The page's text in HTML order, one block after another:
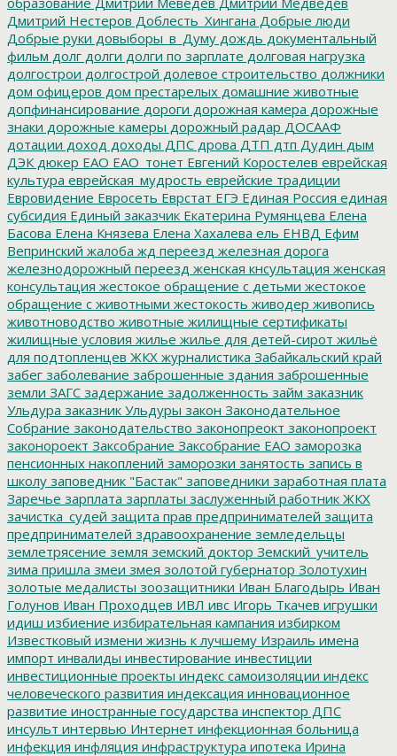
Дмитрий Нестеров Доблесть_Хингана Добрые люди
Добрые руки довыборы_в_Думу дождь документальный
фильм долг долги долги по зарплате долговая нагрузка
долгострои долгострой долевое строительство должники
дом офицеров дом престарелых домашние животные
допфинансирование дороги дорожная камера дорожные
знаки дорожные камеры дорожный радар ДОСААФ
дотации доход доходы ДПС дрова ДТП дтп Дудин дым
ДЭК дюкер ЕАО ЕАО_тонет Евгений Коростелев еврейская
культура еврейская_мудрость еврейские традиции
Евровидение Евросеть Еврстат ЕГЭ Единая Россия единая
субсидия Единый заказчик Екатерина Румянцева Елена
Басова Елена Князева Елена Хахалева ель ЕНВД Ефим
Вепринский жалоба жд переезд железная дорога
железнодорожный переезд женская кнсультация женская
консультация жестокое обращение с детьми жестокое
обращение с животными жестокость живодер живопись
животноводство животные жилищные сертификаты
жилищные условия жилье жилье для детей-сирот жильё
для подтопленцев ЖКХ журналистика Забайкальский край
забег заболевание заброшенные здания заброшенные
земли ЗАГС задержание задолженность займ заказник
Ульдура заказник Ульдуры закон Законодательное
Собрание законодательство законопреокт законопроект
законороект Заксобрание Заксобрание ЕАО заморозка
пенсионных накоплений заморозки занятость запись в
школу заповедник "Бастак" заповедники заработная плата
Заречье зарплата зарплаты заслуженный работник ЖКХ
зачистка_судей защита прав предпринимателей защита
предпринимателей здравоохранение земледельцы
землетрясение земля земский доктор Земский_учитель
зима пришла змеи змея золотой губернатор Золотухин
золотые медалисты зоозащитники Иван Благодырь Иван
Голунов Иван Проходцев ИВЛ ивс Игорь Ткачев игрушки
идиш избиение избирательная кампания избирком
Известковый измени жизнь к лучшему Израиль имена
импорт инвалиды инвестирование инвестиции
инвестиционные проекты индекс самоизоляции индекс
человеческого развития индексация инновационное
развитие иностранные государства инспектор ДПС
инсульт интервью Интернет инфекционная больница
инфекция инфляция инфраструктура ипотека Ирина